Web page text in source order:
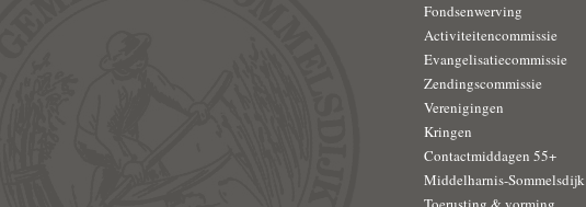
Fondsenwerving
Activiteitencommissie
Evangelisatiecommissie
Zendingscommissie
Verenigingen
Kringen
Contactmiddagen 55+
Middelharnis-Sommelsdijk